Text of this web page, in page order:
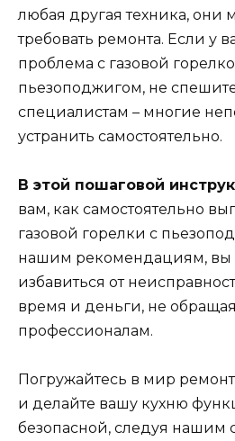
любая другая техника, они
требовать ремонта. Если у
проблема с газовой
пьезоподжигом, не
специалистам – многие
устранить самостоятельно.
В этой пошаговой
вам, как самостоятельно
газовой горелки с
нашим рекомендациям, вы
избавиться от
время и деньги, не
профессионалам.
Погружайтесь в мир
и делайте вашу кухню
безопасной, следуя нашим